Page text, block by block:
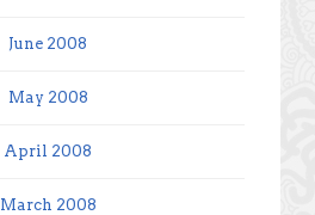
June 2008
May 2008
April 2008
March 2008